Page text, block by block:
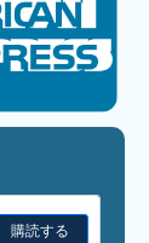
購読する